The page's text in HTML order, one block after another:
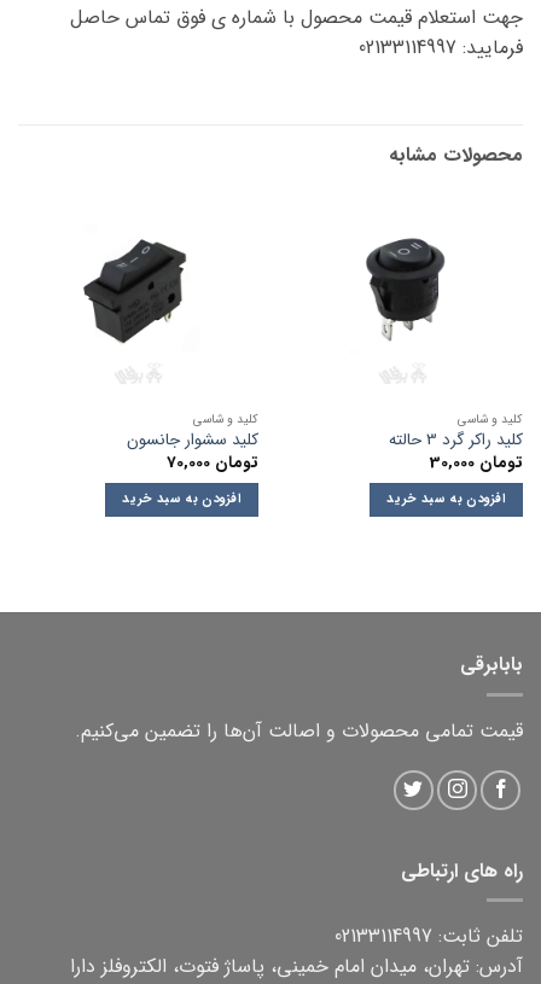
جهت استعلام قیمت محصول با شماره ی فوق تماس حاصل
فرمایید: 02133114997
محصولات مشابه
کلید و شاسی
کلید راکر گرد 3 حالته
تومان
افزودن به سبد خرید
کلید و شاسی
کلید سشوار جانسون
تومان
افزودن به سبد خرید
بابابرقی
قیمت تمامی محصولات و اصالت آن‌ها را تضمین می‌کنیم.
راه های ارتباطی
تلفن ثابت: 02133114997
آدرس: تهران، میدان امام خمینی، پاساژ فتوت، الکتروفلز دارا